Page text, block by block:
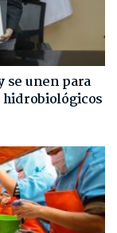
se unen para